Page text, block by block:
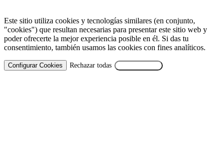
Este sitio utiliza cookies y tecnologías similares (en conjunto,
"cookies") que resultan necesarias para presentar este sitio web y
poder ofrecerte la mejor experiencia posible en él. Si das tu
consentimiento, también usamos las cookies con fines analíticos.
Configurar Cookies Rechazar todas